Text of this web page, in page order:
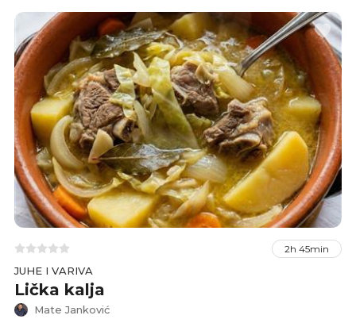
2h 45min
JUHE I VARIVA
Lička kalja
Mate Janković